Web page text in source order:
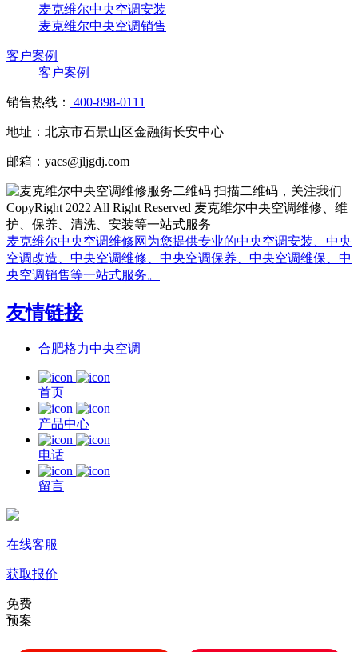
麦克维尔中央空调安装
麦克维尔中央空调销售
客户案例
客户案例
销售热线： 400-898-0111
地址：北京市石景山区金融街长安中心
邮箱：yacs@jljgdj.com
扫描二维码，关注我们
CopyRight 2022 All Right Reserved 麦克维尔中央空调维修、维
护、保养、清洗、安装等一站式服务
麦克维尔中央空调维修网为您提供专业的中央空调安装、中央
空调改造、中央空调维修、中央空调保养、中央空调维保、中
央空调销售等一站式服务。
友情链接
合肥格力中央空调
首页
产品中心
电话
留言
在线客服
获取报价
免费
预案